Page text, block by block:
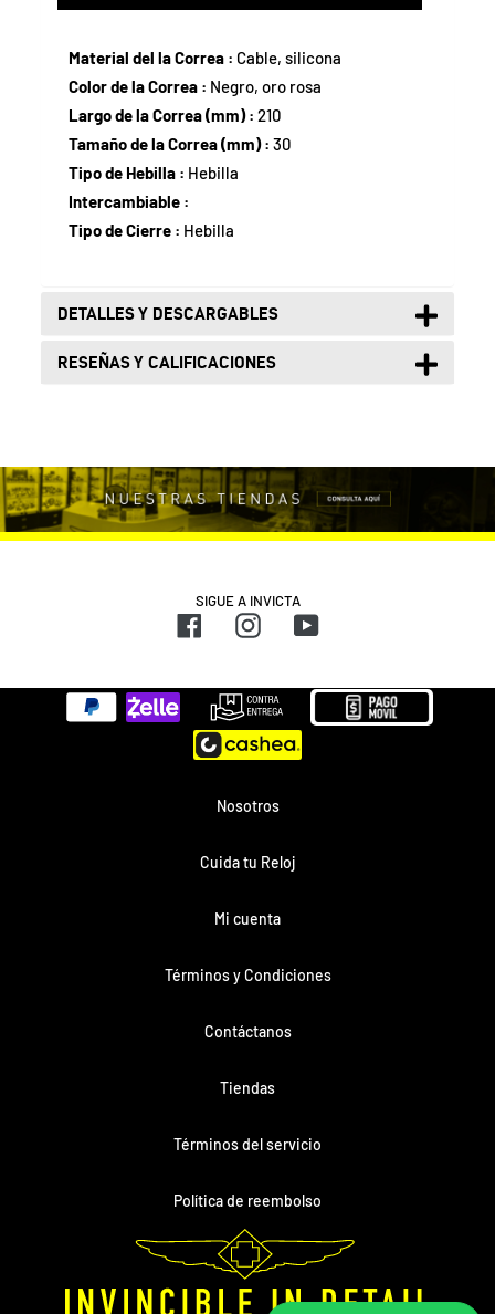
Material del la Correa : Cable, silicona
Color de la Correa : Negro, oro rosa
Largo de la Correa (mm) :210
Tamaño de la Correa (mm) :30
Tipo de Hebilla : Hebilla
Intercambiable :
Tipo de Cierre : Hebilla
DETALLES Y DESCARGABLES
RESEÑAS Y CALIFICACIONES
SIGUE A INVICTA
FacebookInstagramYouTube
Métodos
de
Nosotros
Cuida tu Reloj
Mi cuenta
Términos y Condiciones
Contáctanos
Tiendas
Términos del servicio
Política de reembolso